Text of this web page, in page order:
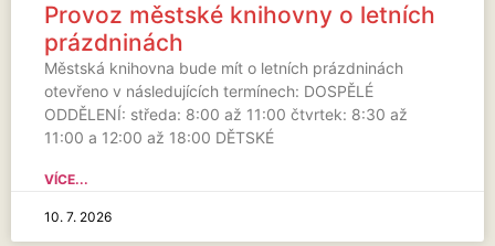
Provoz městské knihovny o letních
prázdninách
Městská knihovna bude mít o letních prázdninách
otevřeno v následujících termínech: DOSPĚLÉ
ODDĚLENÍ: středa: 8:00 až 11:00 čtvrtek: 8:30 až
11:00 a 12:00 až 18:00 DĚTSKÉ
VÍCE...
10. 7. 2026